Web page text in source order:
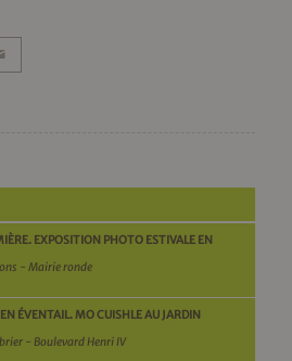
EXPOSITION PHOTO ESTIVALE EN
- Mairie ronde
ÉVENTAIL. MO CUISHLE AU JARDIN
- Boulevard Henri IV